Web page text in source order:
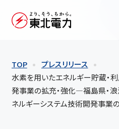
TOP
プレスリリース
水素を用いたエネルギー貯蔵・
発事業の拡充・強化―福島県・
ネルギーシステム技術開発事